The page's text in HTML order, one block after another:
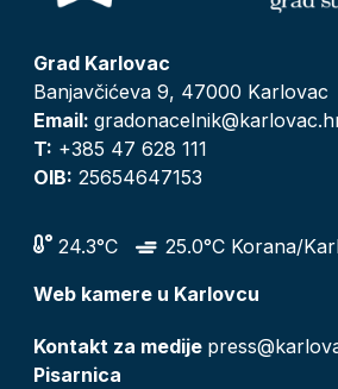
Grad Karlovac
Banjavčićeva 9, 47000 Karlovac
Email:
T: +385 47 628 111
OIB: 25654647153
24.3°C
25.0°C Korana/
Web kamere u Karlovcu
Kontakt za medije
Pisarnica